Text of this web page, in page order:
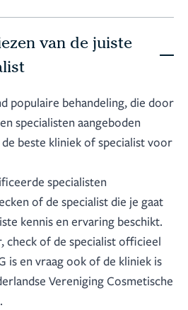
van de juiste
populaire behandeling, die door
specialisten aangeboden
beste kliniek of specialist voor
specialisten
of de specialist die je gaat
kennis en ervaring beschikt.
check of de specialist officieel
is en vraag ook of de kliniek is
Vereniging Cosmetische